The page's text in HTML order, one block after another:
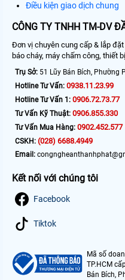
Điều kiện giao dịch chung
CÔNG TY TNHH TM-DV
Đơn vị chuyên cung cấp & lắp
báo cháy, máy chấm công, thiết
Trụ Sở: 51 Lũy Bán Bích, Phường
Hotline Tư Vấn: 0938.11.23.99
Hotline Tư Vấn 1: 0906.72.73.77
Tư Vấn Kỹ Thuật: 0906.855.330
Tư Vấn Mua Hàng: 0902.452.577
CSKH: (028) 6688.4949
Email:
Kết nối với chúng tôi
Facebook
Tiktok
Mã số
TP.HCM
Bán Bích,